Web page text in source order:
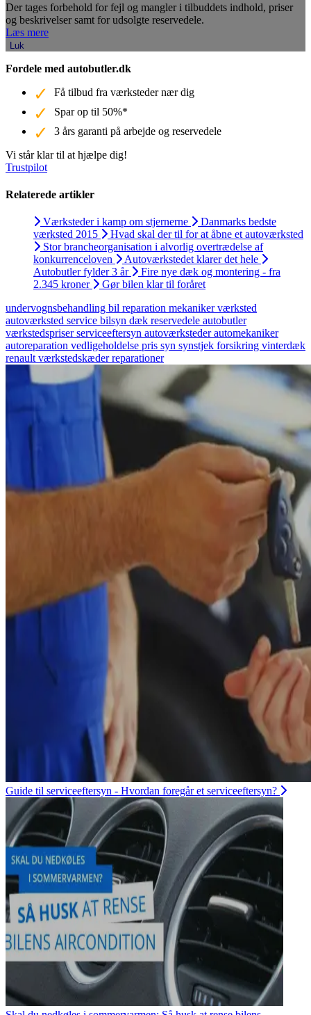
Der tages forbehold for fejl og mangler i tilbuddets indhold, priser
og beskrivelser samt for udsolgte reservedele.
Læs mere
Luk
Fordele med autobutler.dk
Få tilbud fra værksteder nær dig
Spar op til 50%*
3 års garanti på arbejde og reservedele
Vi står klar til at hjælpe dig!
Trustpilot
Relaterede artikler
Værksteder i kamp om stjernerne
Danmarks bedste
værksted 2015
Hvad skal der til for at åbne et autoværksted
Stor brancheorganisation i alvorlig overtrædelse af
konkurrenceloven
Autoværkstedet klarer det hele
Autobutler fylder 3 år
Fire nye dæk og montering - fra
2.345 kroner
Gør bilen klar til foråret
undervognsbehandling bil reparation mekanikerværksted
autoværksted service bilsyn dæk reservedele autobutler
værkstedspriserserviceeftersyn autoværkstederautomekaniker
autoreparation vedligeholdelse pris syn synstjek forsikring vinterdæk
renault værkstedskæderreparationer
Guide til serviceeftersyn - Hvordan foregår et serviceeftersyn?